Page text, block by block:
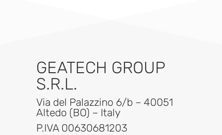
GEATECH GROUP
S.R.L.
Via del Palazzino 6/b – 40051
Altedo (BO) – Italy
P.IVA 00630681203